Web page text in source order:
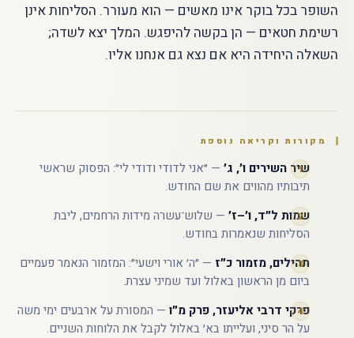
השופר בכל בוקר אינו מאשים — הוא מעורר. הסליחות אינן
רשימת חטאים — הן בקשה להיפגש. המלך יצא לשדה;
השאלה היחידה היא אם נצא גם אנחנו אליו.
מקורות וקריאה נוספת
שיר השירים ו׳, ג׳ — ״אני לדודי ודודי לי״: הפסוק שראשי
תיבותיו מהווים את שם החודש.
שמות ל״ד, ו׳–ז׳ — שלוש־עשרה מידות הרחמים, ליבת
הסליחות שנאמרות בחודש.
תהילים, מזמור כ״ז — ״ה׳ אורי וישעי״: המזמור הנאמר פעמיים
ביום מן הראשון באלול ועד שמיני עצרת.
פרקי דרבי אליעזר, פרק מ״ו — המסורת על ארבעים ימי משה
על הר סיני, ועלייתו בא׳ באלול לקבל את הלוחות השניים.